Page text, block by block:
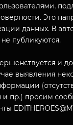
Это
данных. В
публикуются.
и
выявления
пр.) просим